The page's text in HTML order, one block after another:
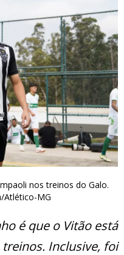
nos treinos do Galo.
Atlético-MG
é que o Vitão está
Inclusive, foi